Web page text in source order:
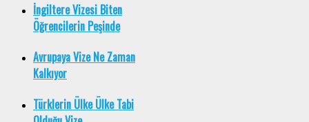
İngiltere Vizesi Biten
Öğrencilerin Peşinde
Avrupaya Vize Ne Zaman
Kalkıyor
Türklerin Ülke Ülke Tabi